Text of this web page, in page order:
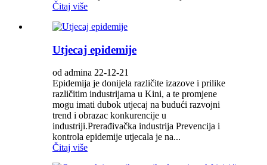
Čitaj više
Utjecaj epidemije
od admina 22-12-21
Epidemija je donijela različite izazove i prilike
različitim industrijama u Kini, a te promjene
mogu imati dubok utjecaj na budući razvojni
trend i obrazac konkurencije u
industriji.Prerađivačka industrija Prevencija i
kontrola epidemije utjecala je na...
Čitaj više